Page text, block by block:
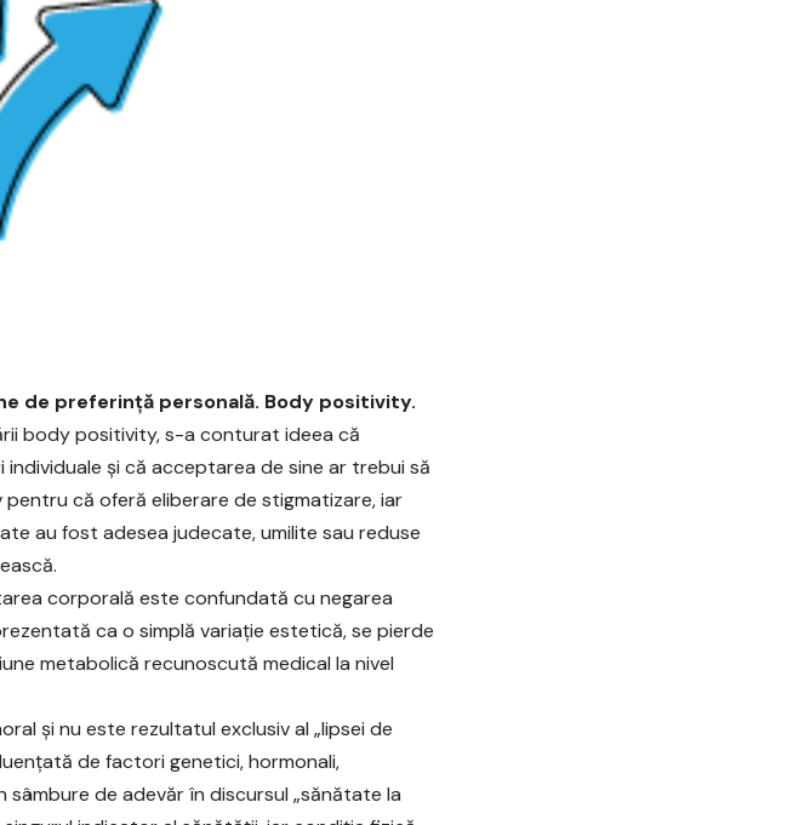
de preferință personală. Body positivity.
body positivity, s-a conturat ideea că
și că acceptarea de sine ar trebui să
că oferă eliberare de stigmatizare, iar
au fost adesea judecate, umilite sau reduse
corporală este confundată cu negarea
ca o simplă variație estetică, se pierde
metabolică recunoscută medical la nivel
și nu este rezultatul exclusiv al „lipsei de
de factori genetici, hormonali,
sâmbure de adevăr în discursul „sănătate la